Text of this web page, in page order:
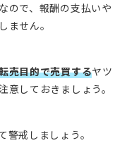
ので、報酬の支払いや
ません。
売目的で売買するヤツ
しておきましょう。
戒しましょう。